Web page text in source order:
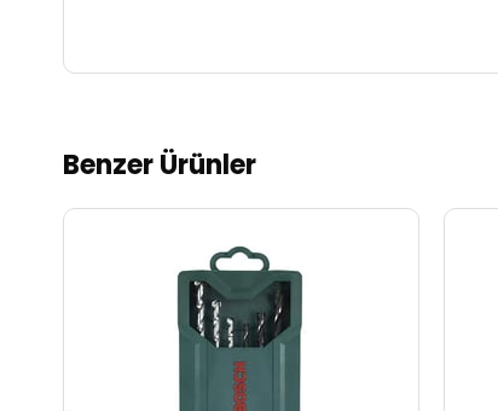
Benzer Ürünler